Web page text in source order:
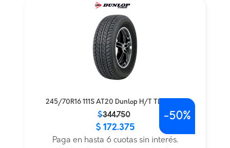
245/70R16 111S AT20 Dunlop H/T TL — THA
$344.750
original
actual
$ 172.375
Paga en hasta 6 cuotas sin interés.
-50%